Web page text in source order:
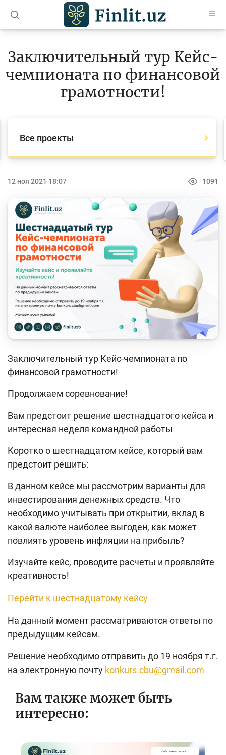
Статьи
Учебные материалы
Олимпиады и чемпионаты
Кейс-чемпионат
Тренинги и семинары
Новости finlit.uz
Проекты в СМИ
Учебные материалы
Интерактивные услуги
Фотогалерея
О проекте
Поиск по сайту
Карта сайта
Заключительный тур Кейс-
чемпионата по финансовой
грамотности!
Все проекты
12 ноя 2021 18:07 1091
Заключительный тур Кейс-чемпионата по
финансовой грамотности!
Продолжаем соревнование!
Вам предстоит решение шестнадцатого кейса и
интересная неделя командной работы
Коротко о шестнадцатом кейсе, который вам
предстоит решить:
В данном кейсе мы рассмотрим варианты для
инвестирования денежных средств. Что
необходимо учитывать при открытии, вклад в
какой валюте наиболее выгоден, как может
повлиять уровень инфляции на прибыль?
Изучайте кейс, проводите расчеты и проявляйте
креативность!
Перейти к шестнадцатому кейсу
На данный момент рассматриваются ответы по
предыдущим кейсам.
Решение необходимо отправить до 19 ноября т.г.
на электронную почту konkurs.cbu@gmail.com
Вам также может быть
интересно: